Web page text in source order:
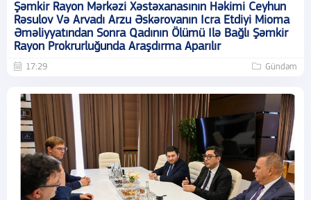
Şəmkir Rayon Mərkəzi Xəstəxanasının Həkimi Ceyhun
Rəsulov Və Arvadı Arzu Əskərovanın Icra Etdiyi Mioma
Əməliyyatından Sonra Qadının Ölümü Ilə Bağlı Şəmkir
Rayon Prokrurluğunda Araşdırma Aparılır
17:29 Gündəm